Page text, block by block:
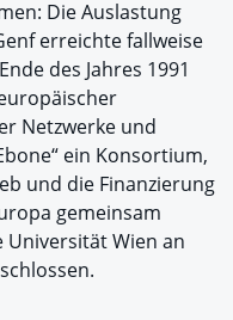
Die Auslastung
erreichte fallweise
des Jahres 1991
Netzwerke und
ein Konsortium,
und die Finanzierung
gemeinsam
Universität Wien an